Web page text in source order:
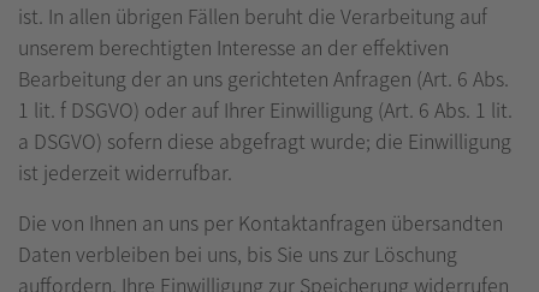
ist. In allen übrigen Fällen beruht die Verarbeitung auf
unserem berechtigten Interesse an der effektiven
Bearbeitung der an uns gerichteten Anfragen (Art. 6 Abs.
1 lit. f DSGVO) oder auf Ihrer Einwilligung (Art. 6 Abs. 1 lit.
a DSGVO) sofern diese abgefragt wurde; die Einwilligung
ist jederzeit widerrufbar.
Die von Ihnen an uns per Kontaktanfragen übersandten
Daten verbleiben bei uns, bis Sie uns zur Löschung
auffordern, Ihre Einwilligung zur Speicherung widerrufen